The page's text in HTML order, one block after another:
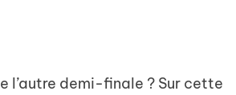
l’autre demi-finale ? Sur cette